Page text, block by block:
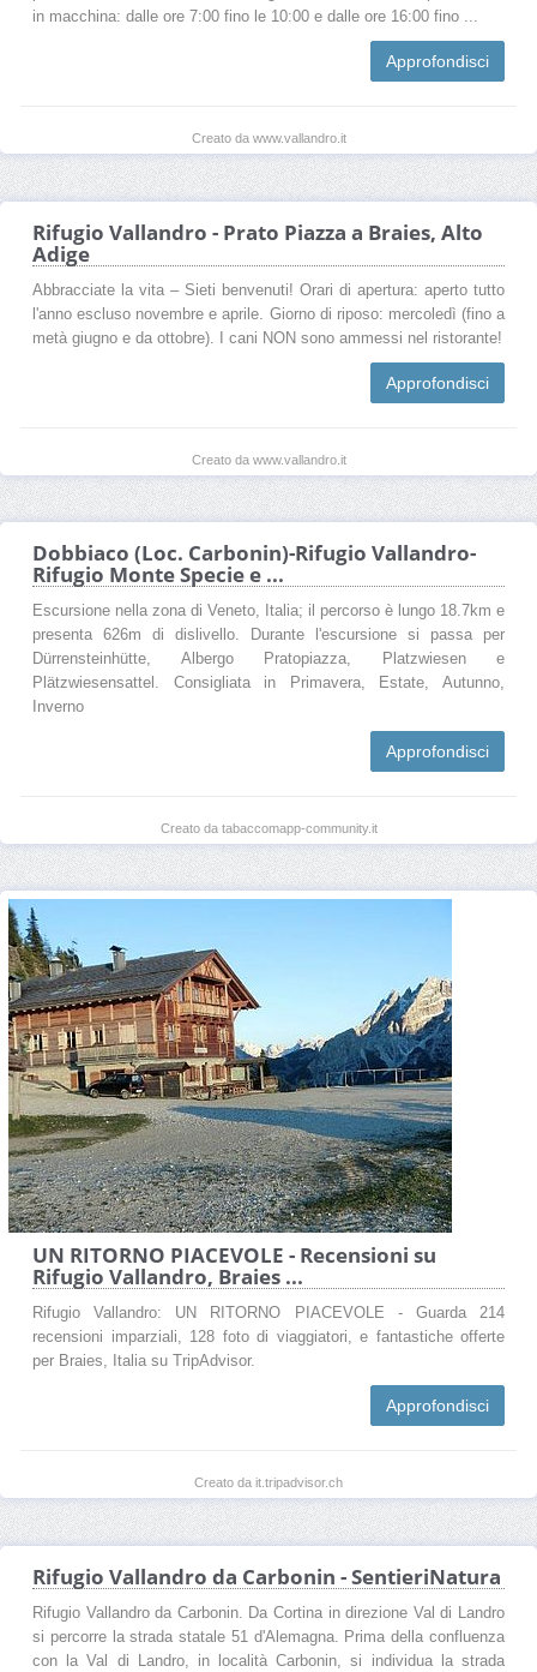
in macchina: dalle ore 7:00 fino le 10:00 e dalle ore 16:00 fino ...
Approfondisci
Creato da www.vallandro.it
Rifugio Vallandro - Prato Piazza a Braies, Alto
Adige
Abbracciate la vita – Sieti benvenuti! Orari di apertura: aperto tutto
l'anno escluso novembre e aprile. Giorno di riposo: mercoledì (fino a
metà giugno e da ottobre). I cani NON sono ammessi nel ristorante!
Approfondisci
Creato da www.vallandro.it
Dobbiaco (Loc. Carbonin)-Rifugio Vallandro-
Rifugio Monte Specie e ...
Escursione nella zona di Veneto, Italia; il percorso è lungo 18.7km e
presenta 626m di dislivello. Durante l'escursione si passa per
Dürrensteinhütte, Albergo Pratopiazza, Platzwiesen e
Plätzwiesensattel. Consigliata in Primavera, Estate, Autunno,
Inverno
Approfondisci
Creato da tabaccomapp-community.it
UN RITORNO PIACEVOLE - Recensioni su
Rifugio Vallandro, Braies ...
Rifugio Vallandro: UN RITORNO PIACEVOLE - Guarda 214
recensioni imparziali, 128 foto di viaggiatori, e fantastiche offerte
per Braies, Italia su TripAdvisor.
Approfondisci
Creato da it.tripadvisor.ch
Rifugio Vallandro da Carbonin - SentieriNatura
Rifugio Vallandro da Carbonin. Da Cortina in direzione Val di Landro
si percorre la strada statale 51 d'Alemagna. Prima della confluenza
con la Val di Landro, in località Carbonin, si individua la strada